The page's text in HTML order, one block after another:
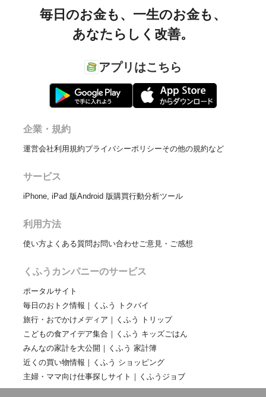
毎日のお金も、 一生のお金も、
あなたらしく改善。
アプリはこちら
企業・規約
運営会社利用規約プライバシーポリシーその他の規約など
サービス
iPhone, iPad 版Android 版購買行動分析ツール
利用方法
使い方よくある質問お問い合わせご意見・ご感想
くふうカンパニーのサービス
ポータルサイト
毎日のおトク情報｜くふう トクバイ
旅行・おでかけメディア｜くふう トリップ
こどもの食アイデア集合｜くふう キッズごはん
みんなの家計を大公開｜くふう 家計簿
近くの買い物情報｜くふう ショッピング
主婦・ママ向け仕事探しサイト｜くふうジョブ